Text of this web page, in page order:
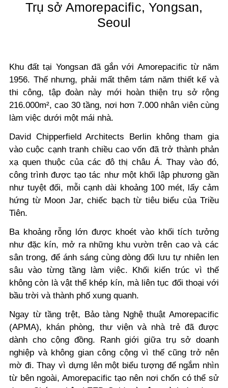
Trụ sở Amorepacific, Yongsan,
Seoul
Khu đất tại Yongsan đã gắn với Amorepacific từ năm
1956. Thế nhưng, phải mất thêm tám năm thiết kế và
thi công, tập đoàn này mới hoàn thiện trụ sở rộng
216.000m², cao 30 tầng, nơi hơn 7.000 nhân viên cùng
làm việc dưới một mái nhà.
David Chipperfield Architects Berlin không tham gia
vào cuộc cạnh tranh chiều cao vốn đã trở thành phản
xạ quen thuộc của các đô thị châu Á. Thay vào đó,
công trình được tạo tác như một khối lập phương gần
như tuyệt đối, mỗi cạnh dài khoảng 100 mét, lấy cảm
hứng từ Moon Jar, chiếc bạch từ tiêu biểu của Triều
Tiên.
Ba khoảng rỗng lớn được khoét vào khối tích tưởng
như đặc kín, mở ra những khu vườn trên cao và các
sân trong, để ánh sáng cùng dòng đối lưu tự nhiên len
sâu vào từng tầng làm việc. Khối kiến trúc vì thế
không còn là vật thể khép kín, mà liên tục đối thoại với
bầu trời và thành phố xung quanh.
Ngay từ tầng trệt, Bảo tàng Nghệ thuật Amorepacific
(APMA), khán phòng, thư viện và nhà trẻ đã được
dành cho cộng đồng. Ranh giới giữa trụ sở doanh
nghiệp và không gian công cộng vì thế cũng trở nên
mờ đi. Thay vì dựng lên một biểu tượng để ngắm nhìn
từ bên ngoài, Amorepacific tạo nên nơi chốn có thể sử